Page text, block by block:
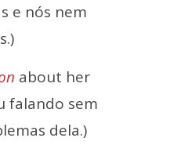
e nós nem
about her
falando sem
dela.)